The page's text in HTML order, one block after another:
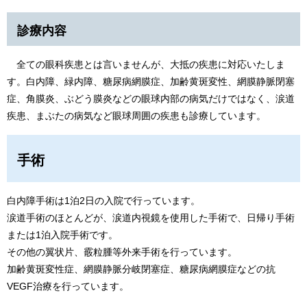
診療内容
全ての眼科疾患とは言いませんが、大抵の疾患に対応いたしま
す。白内障、緑内障、糖尿病網膜症、加齢黄斑変性、網膜静脈閉塞
症、角膜炎、ぶどう膜炎などの眼球内部の病気だけではなく、涙道
疾患、まぶたの病気など眼球周囲の疾患も診療しています。
手術
白内障手術は1泊2日の入院で行っています。
涙道手術のほとんどが、涙道内視鏡を使用した手術で、日帰り手術
または1泊入院手術です。
その他の翼状片、霰粒腫等外来手術を行っています。
加齢黄斑変性症、網膜静脈分岐閉塞症、糖尿病網膜症などの抗
VEGF治療を行っています。